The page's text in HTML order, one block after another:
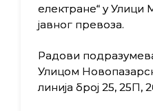
електране“ у Улици
јавног превоза.
Радови
Улицом
линија број 25, 25П,